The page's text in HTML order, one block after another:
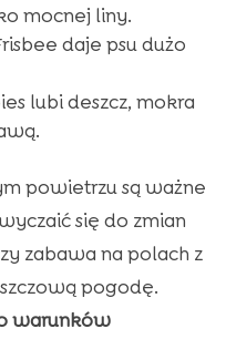
mocnej liny.
daje psu dużo
lubi deszcz, mokra
powietrzu są ważne
się do zmian
zabawa na polach z
pogodę.
warunków